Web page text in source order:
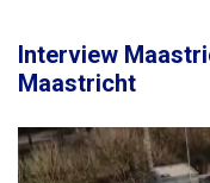
Interview
Maastricht